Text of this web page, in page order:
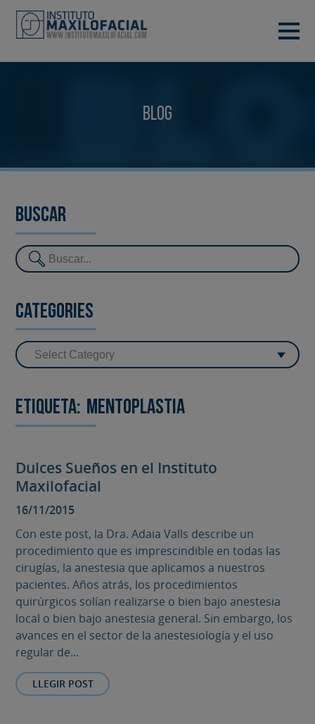
Blog
Buscar
Categories
Etiqueta: mentoplastia
Dulces Sueños en el Instituto
Maxilofacial
16/11/2015
Con este post, la Dra. Adaia Valls describe un
procedimiento que es imprescindible en todas las
cirugías, la anestesia que aplicamos a nuestros
pacientes. Años atrás, los procedimientos
quirúrgicos solían realizarse o bien bajo anestesia
local o bien bajo anestesia general. Sin embargo, los
avances en el sector de la anestesiología y el uso
regular de...
LLEGIR POST